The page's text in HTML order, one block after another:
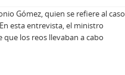
Gómez, quien se refiere al caso
esta entrevista, el ministro
los reos llevaban a cabo